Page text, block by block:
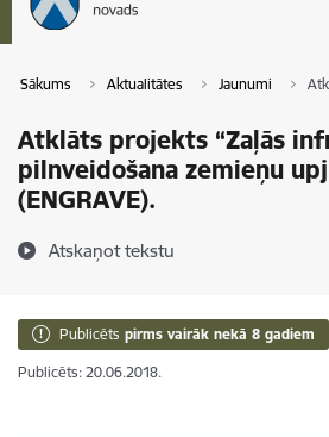
Sākums Aktualitātes Jaunumi
Atklāts projekts “Zaļās
pilnveidošana zemieņu
(ENGRAVE).
Atskaņot tekstu
Publicēts pirms vairāk nekā 8 gadiem
Publicēts: 20.06.2018.